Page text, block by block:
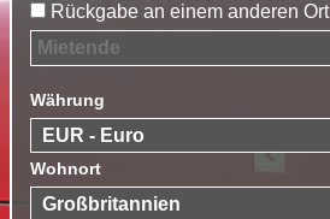
Rückgabe an einem anderen Ort
Währung
Wohnort